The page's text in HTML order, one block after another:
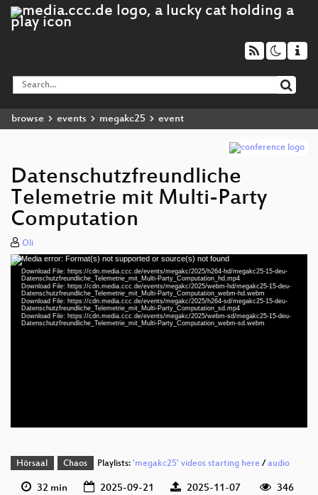
browse events megakc25 event
Datenschutzfreundliche
Telemetrie mit Multi-Party
Computation
Oli
Video
Player
Media error: Format(s) not supported or source(s) not found
Download File: https://cdn.media.ccc.de/events/megakc/2025/h264-hd/megakc25-15-deu-
Datenschutzfreundliche_Telemetrie_mit_Multi-Party_Computation_hd.mp4
Download File: https://cdn.media.ccc.de/events/megakc/2025/webm-hd/megakc25-15-deu-
Datenschutzfreundliche_Telemetrie_mit_Multi-Party_Computation_webm-hd.webm
Download File: https://cdn.media.ccc.de/events/megakc/2025/h264-sd/megakc25-15-deu-
Datenschutzfreundliche_Telemetrie_mit_Multi-Party_Computation_sd.mp4
Download File: https://cdn.media.ccc.de/events/megakc/2025/webm-sd/megakc25-15-deu-
Datenschutzfreundliche_Telemetrie_mit_Multi-Party_Computation_webm-sd.webm
deu 1080p (mp4)
Hörsaal Chaos Playlists: 'megakc25' videos starting here/ audio
32 min 2025-09-21 2025-11-07
346